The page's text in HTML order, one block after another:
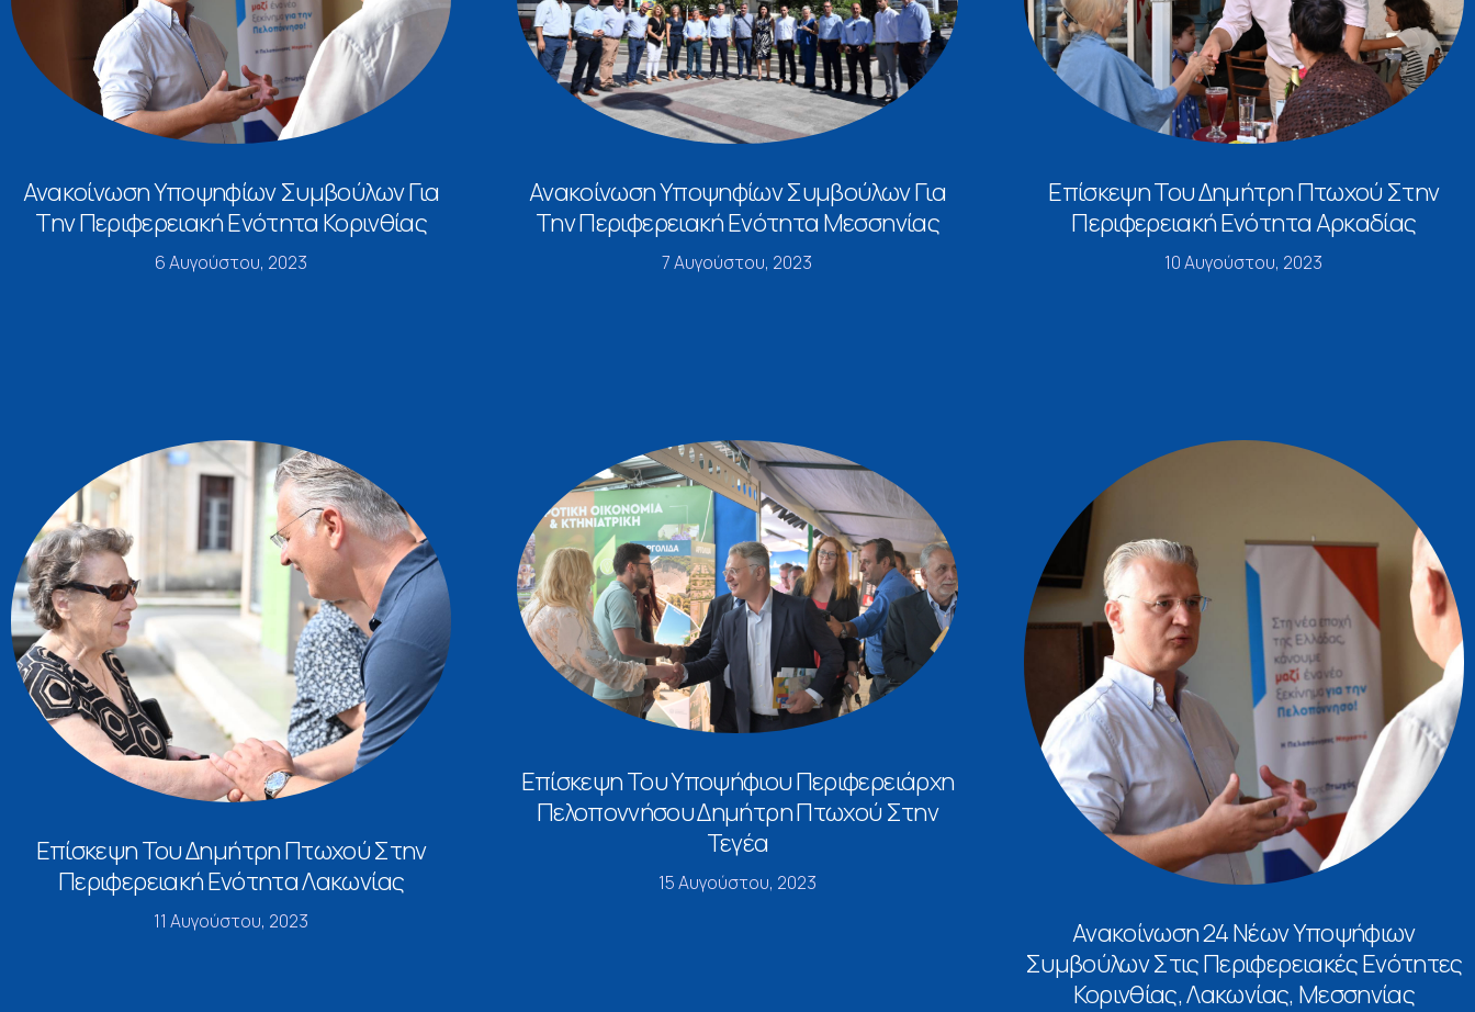
Ανακοίνωση Υποψηφίων Συμβούλων Για
Την Περιφερειακή Ενότητα Κορινθίας
6 Αυγούστου, 2023
Ανακοίνωση Υποψηφίων Συμβούλων Για
Την Περιφερειακή Ενότητα Μεσσηνίας
7 Αυγούστου, 2023
Επίσκεψη Του Δημήτρη Πτωχού Στην
Περιφερειακή Ενότητα Αρκαδίας
10 Αυγούστου, 2023
Επίσκεψη Του Δημήτρη Πτωχού Στην
Περιφερειακή Ενότητα Λακωνίας
11 Αυγούστου, 2023
Επίσκεψη Του Υποψήφιου Περιφερειάρχη
Πελοποννήσου Δημήτρη Πτωχού Στην
Τεγέα
15 Αυγούστου, 2023
Ανακοίνωση 24 Νέων Υποψήφιων
Συμβούλων Στις Περιφερειακές Ενότητες
Κορινθίας, Λακωνίας, Μεσσηνίας